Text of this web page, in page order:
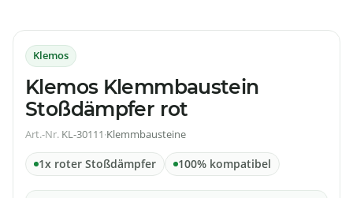
Klemos
Klemos Klemmbaustein
Stoßdämpfer rot
Art.-Nr. KL-30111·Klemmbausteine
1x roter Stoßdämpfer 100% kompatibel